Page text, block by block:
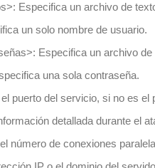
: Especifica un archivo de
un solo nombre de usuario.
: Especifica un archivo
una sola contraseña.
puerto del servicio, si no es el
detallada durante el
número de conexiones